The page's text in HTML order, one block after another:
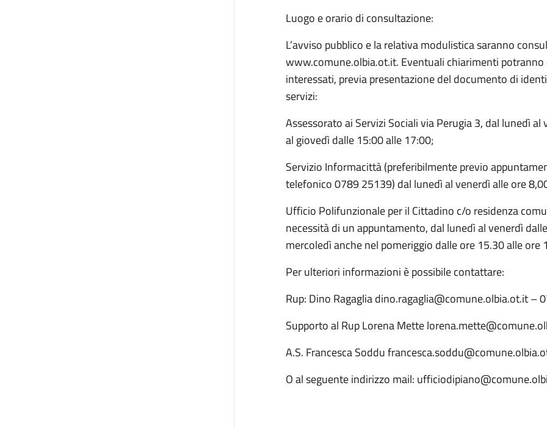
Luogo e orario di consultazione:
L’avviso pubblico e la relativa modulistica saranno
www.comune.olbia.ot.it. Eventuali chiarimenti
interessati, previa presentazione del documento di
servizi:
Assessorato ai Servizi Sociali via Perugia 3, dal lunedì
al giovedì dalle 15:00 alle 17:00;
Servizio Informacittà (preferibilmente previo
telefonico 0789 25139) dal lunedì al venerdì alle ore
Ufficio Polifunzionale per il Cittadino c/o residenza
necessità di un appuntamento, dal lunedì al venerdì
mercoledì anche nel pomeriggio dalle ore 15.30 alle ore
Per ulteriori informazioni è possibile contattare:
Rup: Dino Ragaglia dino.ragaglia@comune.olbia.ot.it –
Supporto al Rup Lorena Mette
A.S. Francesca Soddu
O al seguente indirizzo mail: